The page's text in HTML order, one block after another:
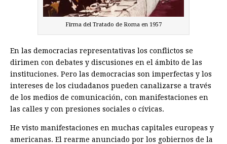
Firma del Tratado de Roma en 1957
En las democracias representativas los conflictos se
dirimen con debates y discusiones en el ámbito de las
instituciones. Pero las democracias son imperfectas y los
intereses de los ciudadanos pueden canalizarse a través
de los medios de comunicación, con manifestaciones en
las calles y con presiones sociales o cívicas.
He visto manifestaciones en muchas capitales europeas y
americanas. El rearme anunciado por los gobiernos de la